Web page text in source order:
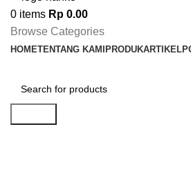
0 items Rp 0.00
Browse Categories
HOMETENTANG KAMIPRODUKARTIKEL